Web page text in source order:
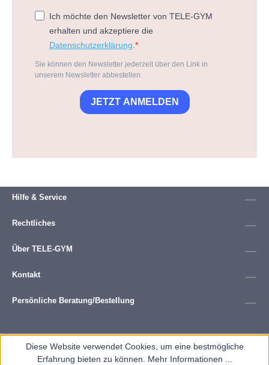
Ich möchte den Newsletter von TELE-GYM
erhalten und akzeptiere die
Datenschutzerklärung
Sie können den Newsletter jederzeit über den Link in
unserem Newsletter abbestellen.
JETZT ANMELDEN
Hilfe & Service
Rechtliches
Über TELE-GYM
Kontakt
Persönliche Beratung/Bestellung
Diese Website verwendet Cookies, um eine bestmögliche
Erfahrung bieten zu können. Mehr Informationen ...